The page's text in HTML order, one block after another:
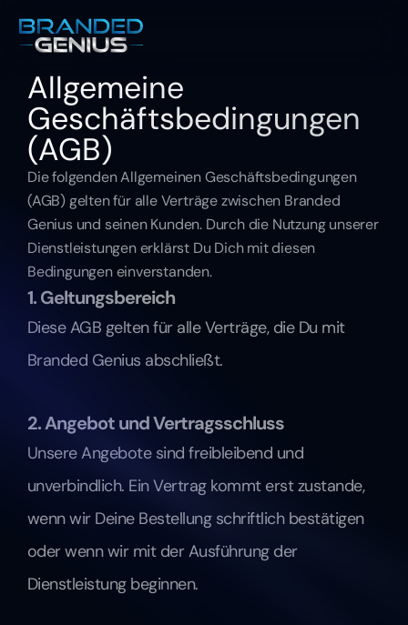
Allgemeine
Geschäftsbedingungen
(AGB)
Die folgenden Allgemeinen Geschäftsbedingungen
(AGB) gelten für alle Verträge zwischen Branded
Genius und seinen Kunden. Durch die Nutzung unserer
Dienstleistungen erklärst Du Dich mit diesen
Bedingungen einverstanden.
1. Geltungsbereich
Diese AGB gelten für alle Verträge, die Du mit
Branded Genius abschließt.
2. Angebot und Vertragsschluss
Unsere Angebote sind freibleibend und
unverbindlich. Ein Vertrag kommt erst zustande,
wenn wir Deine Bestellung schriftlich bestätigen
oder wenn wir mit der Ausführung der
Dienstleistung beginnen.